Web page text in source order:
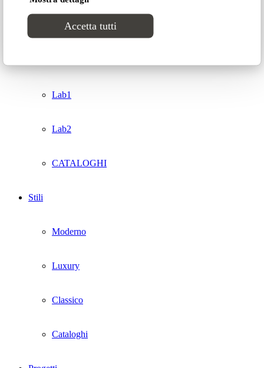
Accetta tutti
Sweet dreams
Lab1
Lab2
CATALOGHI
Stili
Moderno
Luxury
Classico
Cataloghi